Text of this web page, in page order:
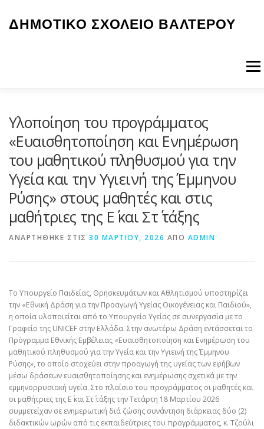
περιεχόμενο
ΔΗΜΟΤΙΚΟ ΣΧΟΛΕΙΟ ΒΑΛΤΕΡΟΥ
ΔΡΆΣΕΙΣ ΕΠΙΚΟΙΝΩΝΙΑ
Υλοποίηση του προγράμματος
«Ευαισθητοποίηση και Ενημέρωση
του μαθητικού πληθυσμού για την
Υγεία και την Υγιεινή της Έμμηνου
Ρύσης» στους μαθητές και στις
μαθήτριες της Ε΄ και Στ΄ τάξης
ΑΝΑΡΤΉΘΗΚΕ ΣΤΙΣ 30 ΜΑΡΤΊΟΥ, 2026 ΑΠΌ ADMIN
Το Υπουργείο Παιδείας, Θρησκευμάτων και Αθλητισμού υποστηρίζει
την «Εθνική Δράση για την Προαγωγή Υγείας Οικογένειας και Παιδιού»,
η οποία υλοποιείται από το Υπουργείο Υγείας σε συνεργασία με το
Γραφείο της UNICEF στην Ελλάδα. Στην ανωτέρω Δράση εντάσσεται το
Πρόγραμμα Εθνικής Εμβέλειας «Ευαισθητοποίηση και Ενημέρωση του
μαθητικού πληθυσμού για την Υγεία και την Υγιεινή της Έμμηνου
Ρύσης», το οποίο στοχεύει στην προαγωγή της υγείας των εφήβων
μέσω δράσεων ευαισθητοποίησης και ενημέρωσης σχετικά με την
εμμηνορρυσιακή υγεία. Στο πλαίσιο του προγράμματος οι μαθητές και
οι μαθήτριες της Ε΄ και Στ΄ τάξης την Τετάρτη 18 Μαρτίου 2026
συμμετείχαν σε ενημερωτική διά ζώσης συνάντηση διάρκειας δύο (2)
διδακτικών ωρών από τις εκπαιδεύτριες του προγράμματος, κ. Τζούλι